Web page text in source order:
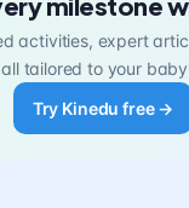
activities, expert
tailored to your
Try Kinedu free →